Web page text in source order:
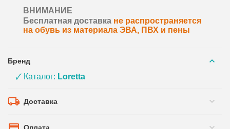
ВНИМАНИЕ
Бесплатная доставка не распространяется
на обувь из материала ЭВА, ПВХ и пены
Бренд
🗸 Каталог: Loretta
Доставка